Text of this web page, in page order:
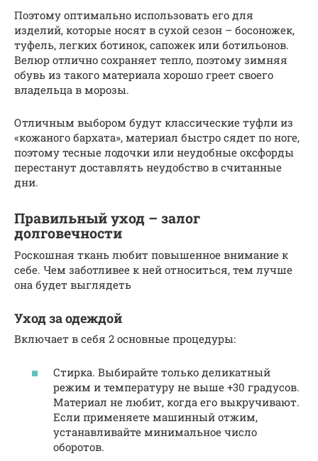
Поэтому оптимально использовать его для
изделий, которые носят в сухой сезон – босоножек,
туфель, легких ботинок, сапожек или ботильонов.
Велюр отлично сохраняет тепло, поэтому зимняя
обувь из такого материала хорошо греет своего
владельца в морозы.
Отличным выбором будут классические туфли из
«кожаного бархата», материал быстро сядет по ноге,
поэтому тесные лодочки или неудобные оксфорды
перестанут доставлять неудобство в считанные
дни.
Правильный уход – залог
долговечности
Роскошная ткань любит повышенное внимание к
себе. Чем заботливее к ней относиться, тем лучше
она будет выглядеть
Уход за одеждой
Включает в себя 2 основные процедуры:
Стирка. Выбирайте только деликатный
режим и температуру не выше +30 градусов.
Материал не любит, когда его выкручивают.
Если применяете машинный отжим,
устанавливайте минимальное число
оборотов.